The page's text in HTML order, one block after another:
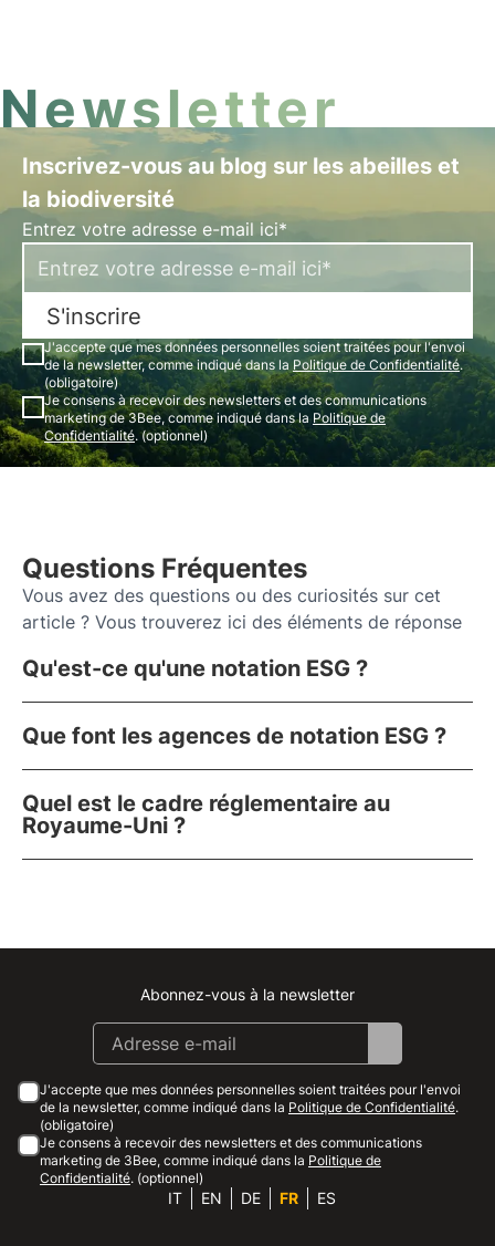
Newsletter
Inscrivez-vous au blog sur les abeilles et
la biodiversité
Entrez votre adresse e-mail ici*
S'inscrire
J'accepte que mes données personnelles soient traitées pour l'envoi
de la newsletter, comme indiqué dans la Politique de Confidentialité.
(obligatoire)
Je consens à recevoir des newsletters et des communications
marketing de 3Bee, comme indiqué dans la Politique de
Confidentialité. (optionnel)
Questions Fréquentes
Vous avez des questions ou des curiosités sur cet
article ? Vous trouverez ici des éléments de réponse
Qu'est-ce qu'une notation ESG ?
Que font les agences de notation ESG ?
Quel est le cadre réglementaire au
Royaume-Uni ?
Instagram
Facebook
Linkedin
Youtube
Abonnez-vous à la newsletter
J'accepte que mes données personnelles soient traitées pour l'envoi
de la newsletter, comme indiqué dans la Politique de Confidentialité.
(obligatoire)
Je consens à recevoir des newsletters et des communications
marketing de 3Bee, comme indiqué dans la Politique de
Confidentialité. (optionnel)
IT EN DE FR ES